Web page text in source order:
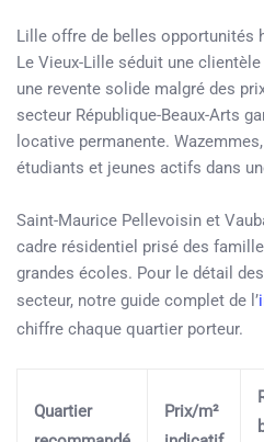
Lille offre de belles opportunités
Le Vieux-Lille séduit une
une revente solide malgré des
secteur République-Beaux-Arts
locative permanente.
étudiants et jeunes actifs dans
Saint-Maurice Pellevoisin et
cadre résidentiel prisé des
grandes écoles. Pour le détail
secteur, notre guide complet de l’
chiffre chaque quartier porteur.
Quartier
Prix/m²